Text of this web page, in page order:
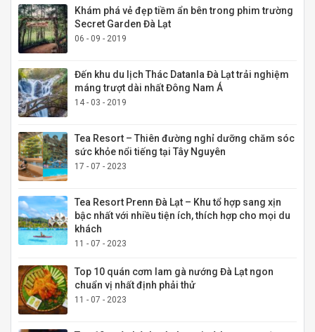
Khám phá vẻ đẹp tiềm ẩn bên trong phim trường
Secret Garden Đà Lạt
06 - 09 - 2019
Đến khu du lịch Thác Datanla Đà Lạt trải nghiệm
máng trượt dài nhất Đông Nam Á
14 - 03 - 2019
Tea Resort – Thiên đường nghỉ dưỡng chăm sóc
sức khỏe nổi tiếng tại Tây Nguyên
17 - 07 - 2023
Tea Resort Prenn Đà Lạt – Khu tổ hợp sang xịn
bậc nhất với nhiều tiện ích, thích hợp cho mọi du
khách
11 - 07 - 2023
Top 10 quán cơm lam gà nướng Đà Lạt ngon
chuẩn vị nhất định phải thử
11 - 07 - 2023